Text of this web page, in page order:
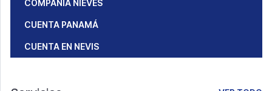
COMPAÑÍA NIEVES
CUENTA PANAMÁ
CUENTA EN NEVIS